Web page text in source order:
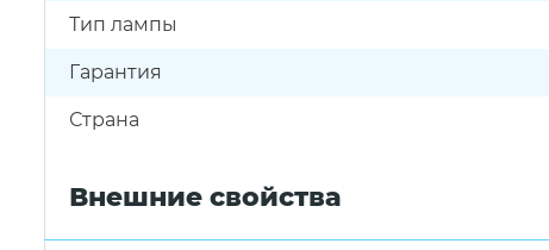
Тип лампы
Гарантия
Страна
Внешние свойства